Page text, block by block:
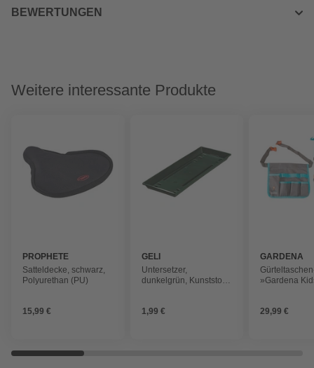
BEWERTUNGEN
Weitere interessante Produkte
PROPHETE
Satteldecke, schwarz,
Polyurethan (PU)
15,99 €
GELI
Untersetzer,
dunkelgrün, Kunststoff,
1,99 €
GARDENA
»Gardena
29,99 €